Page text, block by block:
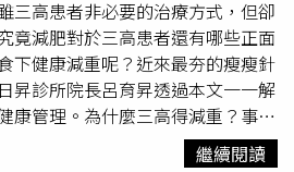
波拉病毒，即使遵守標準防護程
。除了斯塔福外，他的妻子蕾貝卡
參與治療同一名病患。她目前與
接受健康監測。另一名醫師拉洛歇
則疑似因接觸第二名患者而暴露
接受觀察。所幸截至目前，兩人皆
目前兒童感染伊波拉的案例相對較
三高患者非必要的治療方式，但卻
竟減肥對於三高患者還有哪些正面
下健康減重呢？近來最夯的瘦瘦針
昇診所院長呂育昇透過本文一一解
康管理。為什麼三高得減重？事實
切相關，研究發現，肥胖者及非肥
繼續閱讀